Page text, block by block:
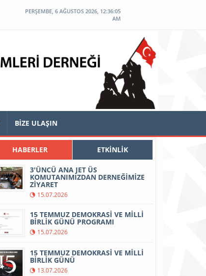
PERŞEMBE, 6 AĞUSTOS 2026, 12:36:05
AM
BİZE ULAŞIN
HABERLER ETKİNLİK
3'ÜNCÜ ANA JET ÜS
KOMUTANIMIZDAN DERNEĞİMİZE
ZİYARET
15.07.2026
15 TEMMUZ DEMOKRASİ VE MİLLİ
BİRLİK GÜNÜ PROGRAMI
15.07.2026
15 TEMMUZ DEMOKRASİ VE MİLLİ
BİRLİK GÜNÜ
13.07.2026